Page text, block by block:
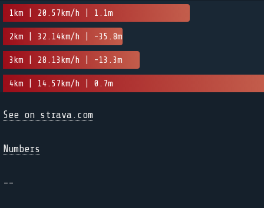
1km | 20.57km/h | 1.1m
2km | 32.14km/h | -35.8m
3km | 28.13km/h | -13.3m
4km | 14.57km/h | 0.7m
See on strava.com
Numbers
--